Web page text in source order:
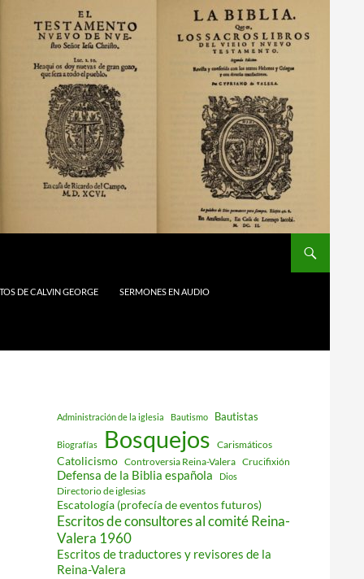
DE CALVIN GEORGE SERMONES EN AUDIO
Administración de la iglesia Bautismo Bautistas
Biografías Bosquejos Carismáticos
Catolicismo Controversia Reina-Valera Crucifixión
Defensa de la Biblia española Dios
Directorio de iglesias
Escatología (profecía de eventos futuros)
Escritos de consultores al comité Reina-
Valera 1960
Escritos de traductores y revisores de la
Reina-Valera